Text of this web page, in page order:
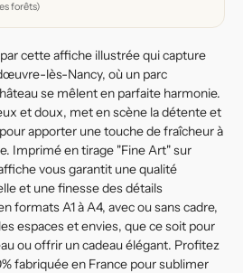
forêts)
cette affiche illustrée qui capture
lès-Nancy, où un parc
se mêlent en parfaite harmonie.
et doux, met en scène la détente et
apporter une touche de fraîcheur à
Imprimé en tirage "Fine Art" sur
vous garantit une qualité
et une finesse des détails
formats A1 à A4, avec ou sans cadre,
espaces et envies, que ce soit pour
ou offrir un cadeau élégant. Profitez
fabriquée en France pour sublimer